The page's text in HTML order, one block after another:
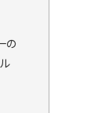
の